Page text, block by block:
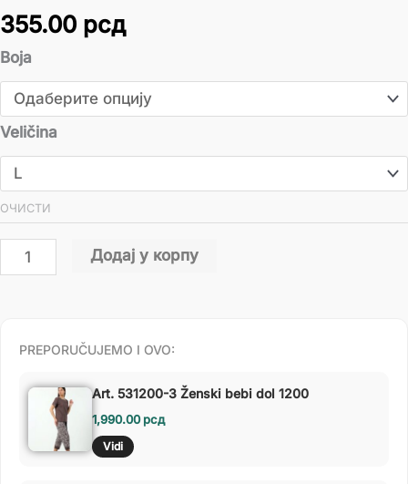
355.00 рсд
Boja
Veličina
ОЧИСТИ
Додај у корпу
PREPORUČUJEMO I OVO:
Art. 531200-3 Ženski bebi dol 1200
1,990.00рсд
Vidi